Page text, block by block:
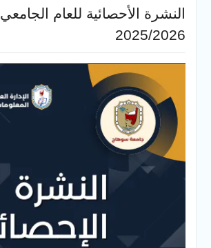
النشرة الأحصائية للعام الجامعي
2025/2026